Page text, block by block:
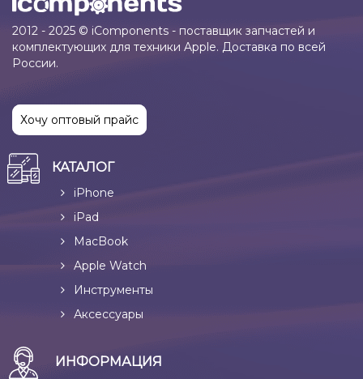
2012 - 2025 © iComponents - поставщик запчастей и
комплектующих для техники Apple. Доставка по всей
России.
Хочу оптовый прайс
КАТАЛОГ
iPhone
iPad
MacBook
Apple Watch
Инструменты
Аксессуары
ИНФОРМАЦИЯ